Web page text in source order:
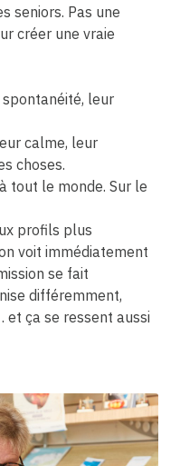
seniors. Pas une
créer une vraie
leur
calme, leur
choses.
tout le monde. Sur le
profils plus
voit immédiatement
se fait
différemment,
et ça se ressent aussi